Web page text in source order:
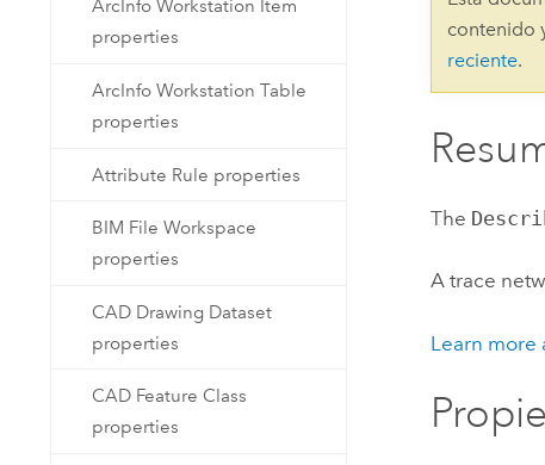
Tecnología para desarrolladores
representación cartográfica y
análisis espacial
Todos los productos
ArcInfo Workstation Item
properties
ArcInfo Workstation Table
properties
Attribute Rule properties
BIM File Workspace
properties
CAD Drawing Dataset
properties
CAD Feature Class
properties
contenido
reciente.
The
A trace
Learn more